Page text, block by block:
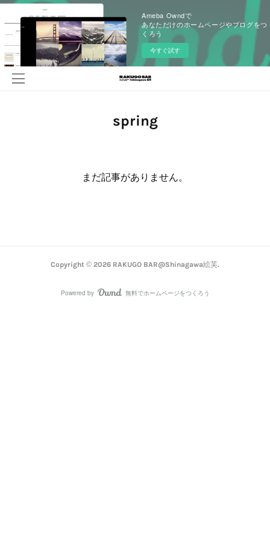
Ameba Owndで
あなただけのホームページやブログをつ
くろう
今すぐ試す
spring
まだ記事がありません。
Copyright © 2026 RAKUGO BAR@Shinagawa絵芙.
Powered by AmebaOwnd
無料でホームページをつくろう